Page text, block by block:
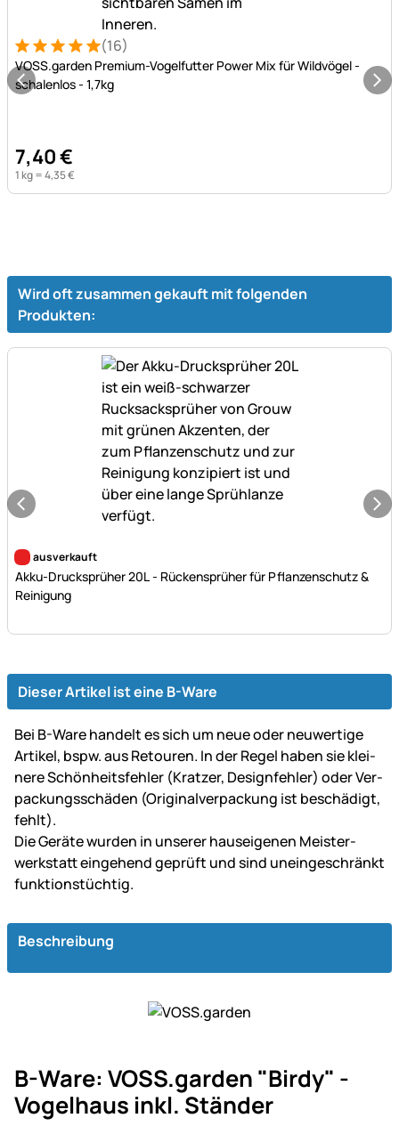
Bewertung: 5 von 5 (16 Bewertungen)
16 Bewertungen
(16)
VOSS.garden Premium-Vogelfutter Power Mix für Wildvögel -
schalenlos - 1,7kg
7,40€
1 kg =4,35€
Wird oft zusammen gekauft mit folgenden
Produkten:
Noch keine Bewertungen abgegeben
ausverkauft
Akku-Drucksprüher 20L - Rückensprüher für Pflanzenschutz &
Reinigung
Dieser Artikel ist eine B-Ware
Bei B-Ware handelt es sich um neue oder neu­wer­tige
Artikel, bspw. aus Retouren. In der Regel haben sie klei­
ne­re Schön­heits­fehler (Kratzer, Design­fehler) oder Ver­
packungs­schäden (Original­ver­packung ist be­schä­digt,
fehlt).
Die Geräte wurden in unserer haus­ei­ge­nen Mei­ster­
werk­statt ein­gehend ge­prüft und sind un­ein­ge­schränkt
funk­tions­tüch­tig.
Beschreibung
B-Ware: VOSS.garden "Birdy" -
Vogelhaus inkl. Ständer